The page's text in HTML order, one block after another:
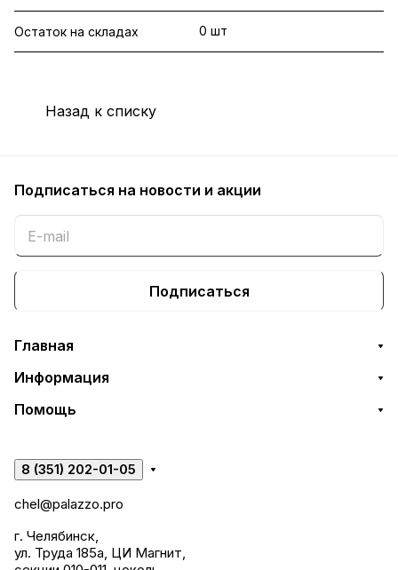
Остаток на складах 0 шт
Назад к списку
Подписаться на новости и акции
Подписаться
Главная
Информация
Помощь
8 (351) 202-01-05
chel@palazzo.pro
г. Челябинск,
ул. Труда 185а, ЦИ Магнит,